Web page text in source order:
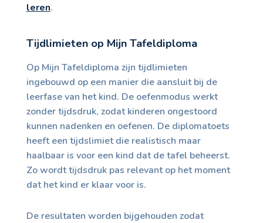
leren.
Tijdlimieten op Mijn Tafeldiploma
Op Mijn Tafeldiploma zijn tijdlimieten
ingebouwd op een manier die aansluit bij de
leerfase van het kind. De oefenmodus werkt
zonder tijdsdruk, zodat kinderen ongestoord
kunnen nadenken en oefenen. De diplomatoets
heeft een tijdslimiet die realistisch maar
haalbaar is voor een kind dat de tafel beheerst.
Zo wordt tijdsdruk pas relevant op het moment
dat het kind er klaar voor is.
De resultaten worden bijgehouden zodat